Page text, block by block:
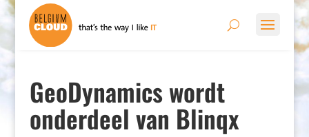
GeoDynamics wordt
onderdeel van Blinqx